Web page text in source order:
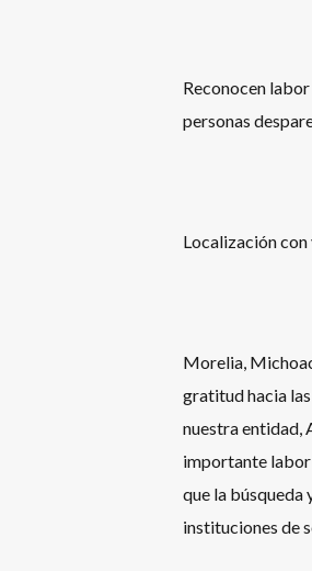
Reconocen
personas
Localización con
Morelia,
gratitud hacia
nuestra entidad,
importante labor
que la búsqueda
instituciones de